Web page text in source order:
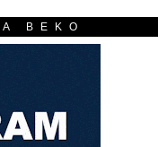
BEKO